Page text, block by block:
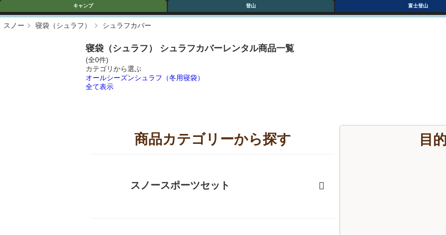
キャンプ 登山 富士登山
スノー 寝袋（シュラフ） シュラフカバー
寝袋（シュラフ） シュラフカバーレンタル商品一覧
(全0件)
カテゴリから選ぶ
オールシーズンシュラフ（冬用寝袋）
全て表示
商品カテゴリーから探す
スノースポーツセット
目